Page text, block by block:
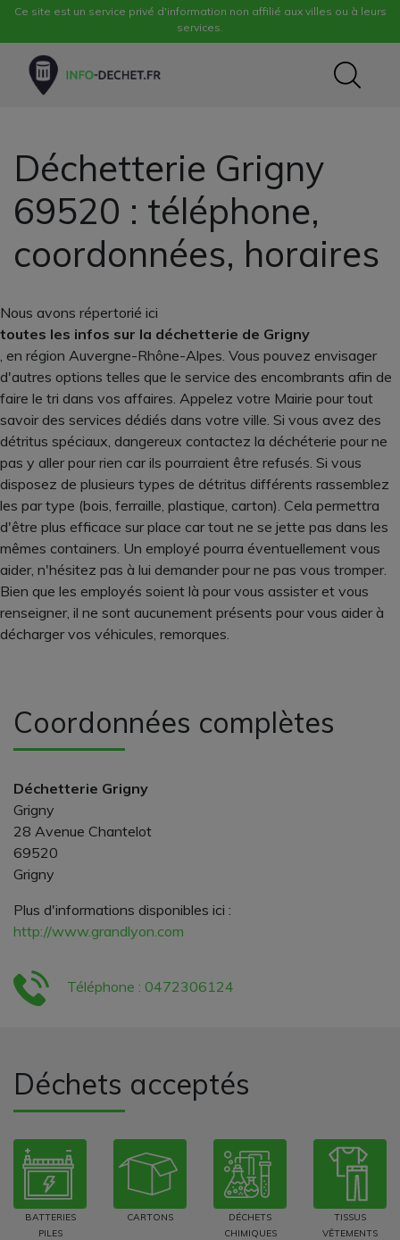
Ce site est un service privé d'information non affilié aux villes ou à leurs
services.
Déchetterie Grigny
69520 : téléphone,
coordonnées, horaires
Nous avons répertorié ici
toutes les infos sur la déchetterie de Grigny
, en région Auvergne-Rhône-Alpes. Vous pouvez envisager
d'autres options telles que le service des encombrants afin de
faire le tri dans vos affaires. Appelez votre Mairie pour tout
savoir des services dédiés dans votre ville. Si vous avez des
détritus spéciaux, dangereux contactez la déchéterie pour ne
pas y aller pour rien car ils pourraient être refusés. Si vous
disposez de plusieurs types de détritus différents rassemblez
les par type (bois, ferraille, plastique, carton). Cela permettra
d'être plus efficace sur place car tout ne se jette pas dans les
mêmes containers. Un employé pourra éventuellement vous
aider, n'hésitez pas à lui demander pour ne pas vous tromper.
Bien que les employés soient là pour vous assister et vous
renseigner, il ne sont aucunement présents pour vous aider à
décharger vos véhicules, remorques.
Coordonnées complètes
Déchetterie Grigny
Grigny
28 Avenue Chantelot
69520
Grigny
Plus d'informations disponibles ici :
http://www.grandlyon.com
Téléphone : 0472306124
Déchets acceptés
BATTERIES
PILES
CARTONS
DÉCHETS
CHIMIQUES
TISSUS
VÊTEMENTS